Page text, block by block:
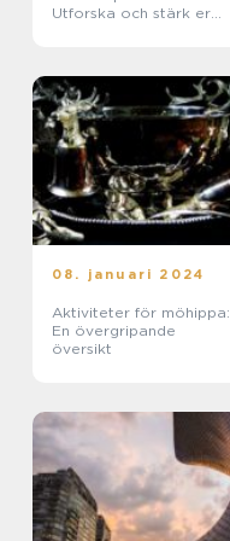
Utforska och stärk er
08. januari 2024
Aktiviteter för möhippa:
En övergripande
översikt